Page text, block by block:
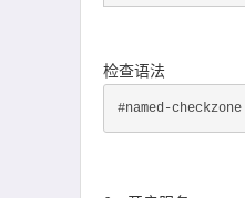
检查语法
#named-